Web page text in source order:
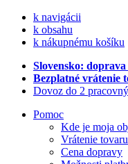
k navigácii
k obsahu
k nákupnému košíku
Slovensko:
Bezplatné vrátenie
Dovoz do 2
Pomoc
Kde je moja
Vrátenie tovaru
Cena dopravy